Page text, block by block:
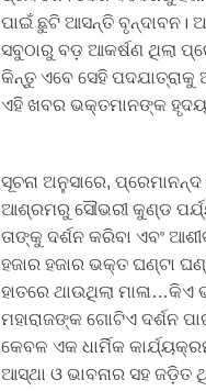
ପାଇଁ ଛୁଟି ଆସନ୍ତି ବୃନ୍ଦାବନ।
ସବୁଠାରୁ ବଡ଼ ଆକର୍ଷଣ ଥିଲା
କିନ୍ତୁ ଏବେ ସେହି
ଏହି ଖବର ଭକ୍ତମାନଙ୍କ
ସୂଚନା ଅନୁସାରେ,
ଆଶ୍ରମରୁ ସୌଭରୀ କୁଣ୍ଡ
ତାଙ୍କୁ ଦର୍ଶନ କରିବା ଏବଂ
ହଜାର ହଜାର ଭକ୍ତ ଘଣ୍ଟା
ହାତରେ ଥାଉଥିଲା
ମହାରାଜଙ୍କ ଗୋଟିଏ ଦର୍ଶନ
କେବଳ ଏକ ଧାର୍ମିକ
ଆସ୍ଥା ଓ ଭାବନାର ସହ ଜଡ଼ିତ